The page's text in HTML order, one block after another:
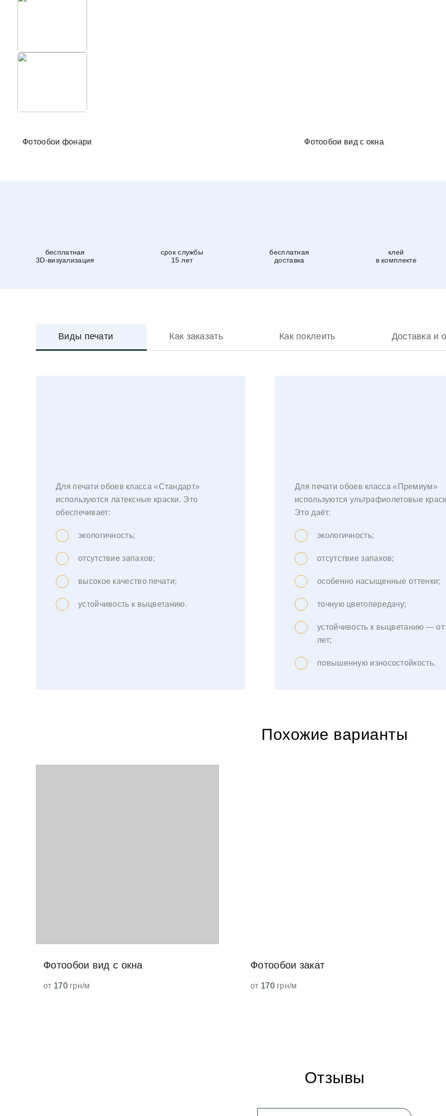
Фотообои фонари Фотообои вид с окна
бесплатная
3D-визуализация
срок службы
15 лет
бесплатная
доставка
клей
в комплекте
Виды печати Как заказать Как поклеить Доставка и
Для печати обоев класса «Стандарт»
используются латексные краски. Это
обеспечивает:
экологичность;
отсутствие запахов;
высокое качество печати;
устойчивость к выцветанию.
Для печати обоев класса «Премиум»
используются ультрафиолетовые
Это даёт:
экологичность;
отсутствие запахов;
особенно насыщенные оттенки;
точную цветопередачу;
устойчивость к выцветанию — от
лет;
повышенную износостойкость.
Похожие варианты
Фотообои вид с окна
от 170грн/м
Фотообои закат
от 170грн/м
Отзывы